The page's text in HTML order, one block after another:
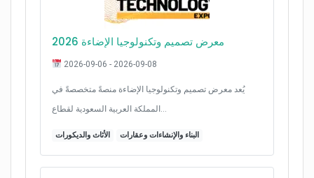
معرض تصميم وتكنولوجيا الإضاءة 2026
2026-09-06 - 2026-09-08
يُعد معرض تصميم وتكنولوجيا الإضاءة منصةً متخصصةً في
المملكة العربية السعودية لقطاع…
الأثاث والديكورات البناء والإنشاءات وعقارات